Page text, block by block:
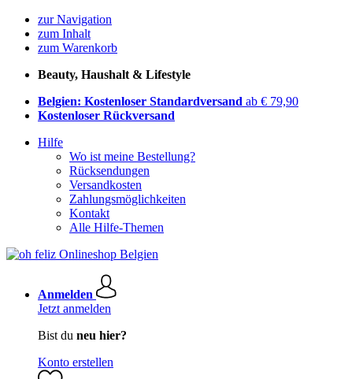
zur Navigation
zum Inhalt
zum Warenkorb
Beauty, Haushalt & Lifestyle
Belgien: Kostenloser Standardversand ab € 79,90
Kostenloser Rückversand
Hilfe
Wo ist meine Bestellung?
Rücksendungen
Versandkosten
Zahlungsmöglichkeiten
Kontakt
Alle Hilfe-Themen
Anmelden
Jetzt anmelden
Bist du neu hier?
Konto erstellen